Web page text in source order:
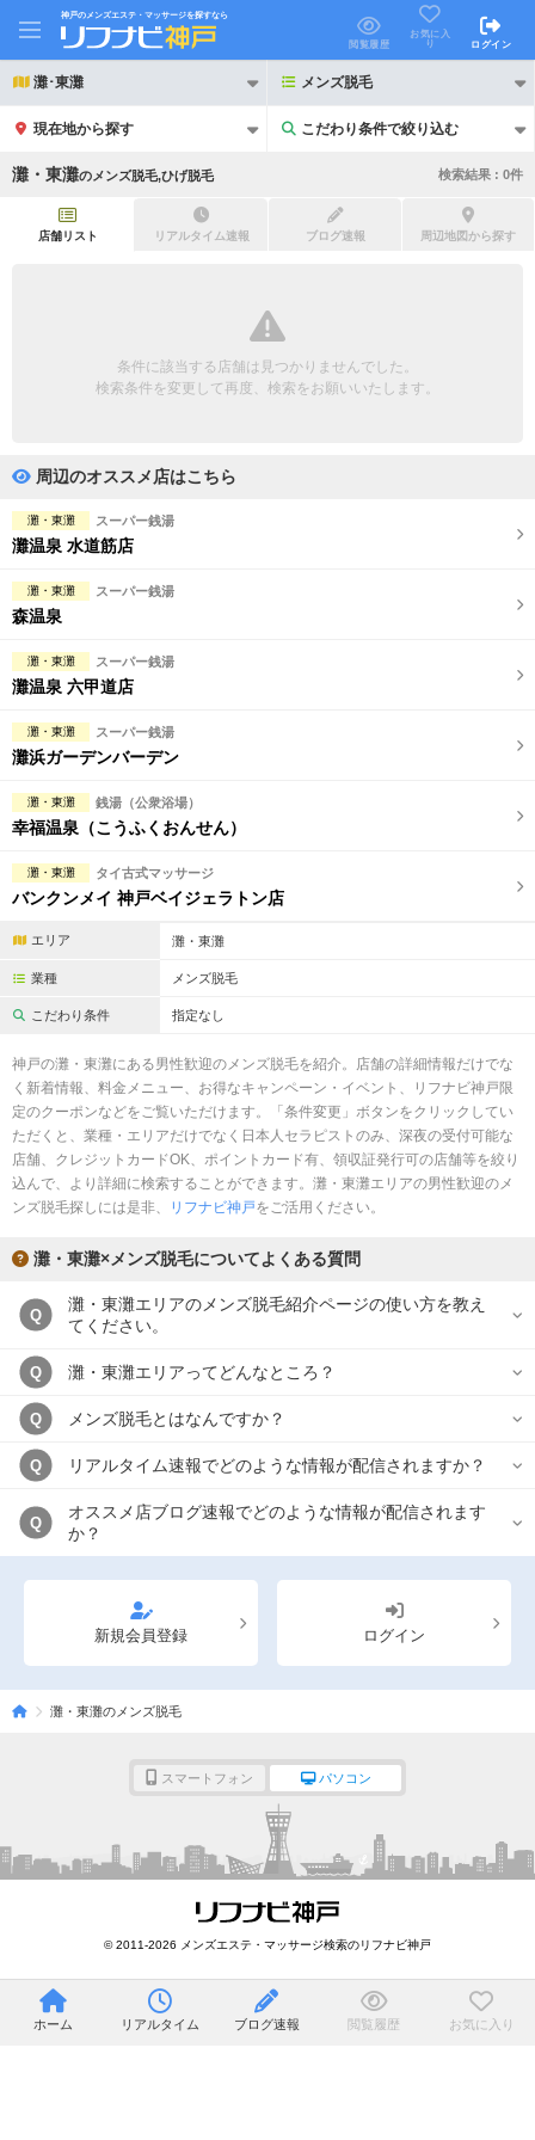
神戸のメンズエステ・マッサージを探すなら
閲覧履歴
お気に入
り
ログイン
灘･東灘 メンズ脱毛
現在地から探す こだわり条件で絞り込む
こだわり条件で絞り込む
完全個室
ペアルームあり
専用駐車場あり
日本人スタッフのみ
駅から徒歩5分以内
こだわり条件を変更
灘・東灘の メンズ脱毛,ひげ脱毛 検索結果 : 0件
店舗リスト リアルタイム速報 ブログ速報 周辺地図から探す
条件に該当する店舗は見つかりませんでした。
検索条件を変更して再度、検索をお願いいたします。
周辺のオススメ店はこちら
灘・東灘 スーパー銭湯
灘温泉 水道筋店
灘・東灘 スーパー銭湯
森温泉
灘・東灘 スーパー銭湯
灘温泉 六甲道店
灘・東灘 スーパー銭湯
灘浜ガーデンバーデン
灘・東灘 銭湯（公衆浴場）
幸福温泉（こうふくおんせん）
灘・東灘 タイ古式マッサージ
バンクンメイ 神戸ベイジェラトン店
エリア 灘・東灘
業種 メンズ脱毛
こだわり条件 指定なし
神戸の灘・東灘にある男性歓迎のメンズ脱毛を紹介。店舗の詳細情報だけでな
く新着情報、料金メニュー、お得なキャンペーン・イベント、リフナビ神戸限
定のクーポンなどをご覧いただけます。「条件変更」ボタンをクリックしてい
ただくと、業種・エリアだけでなく日本人セラピストのみ、深夜の受付可能な
店舗、クレジットカードOK、ポイントカード有、領収証発行可の店舗等を絞り
込んで、より詳細に検索することができます。灘・東灘エリアの男性歓迎のメ
ンズ脱毛探しには是非、
リフナビ神戸をご活用ください。
灘・東灘×メンズ脱毛についてよくある質問
Q
灘・東灘エリアのメンズ脱毛紹介ページの使い方を教え
てください。
Q 灘・東灘エリアってどんなところ？
Q メンズ脱毛とはなんですか？
Q リアルタイム速報でどのような情報が配信されますか？
Q
オススメ店ブログ速報でどのような情報が配信されます
か？
新規会員登録 ログイン
灘・東灘のメンズ脱毛
スマートフォン パソコン
© 2011-2026 メンズエステ・マッサージ検索のリフナビ神戸
ホーム リアルタイム ブログ速報 閲覧履歴 お気に入り